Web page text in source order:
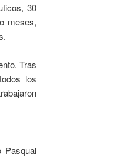
30
meses,
Tras
los
Pasqual